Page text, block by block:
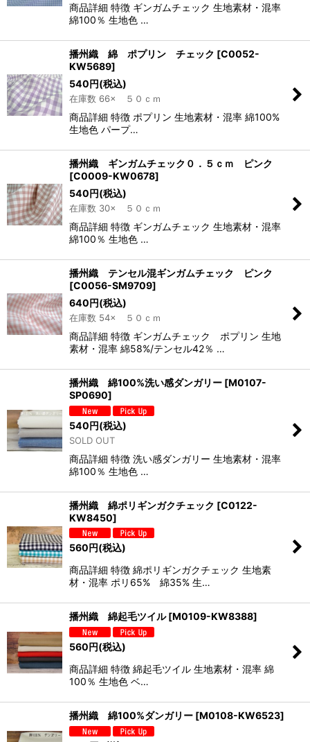
商品詳細 特徴 ギンガムチェック 生地素材・混率
綿100％ 生地色 …
播州織 綿 ポプリン チェック [C0052-
KW5689]
540円(税込)
在庫数 66× ５０ｃｍ
商品詳細 特徴 ポプリン 生地素材・混率 綿100%
生地色 パープ…
播州織 ギンガムチェック０．５ｃｍ ピンク
[C0009-KW0678]
540円(税込)
在庫数 30× ５０ｃｍ
商品詳細 特徴 ギンガムチェック 生地素材・混率
綿100％ 生地色 …
播州織 テンセル混ギンガムチェック ピンク
[C0056-SM9709]
640円(税込)
在庫数 54× ５０ｃｍ
商品詳細 特徴 ギンガムチェック ポプリン 生地
素材・混率 綿58%/テンセル42％ …
播州織 綿100%洗い感ダンガリー [M0107-
SP0690]
540円(税込)
SOLD OUT
商品詳細 特徴 洗い感ダンガリー 生地素材・混率
綿100％ 生地色 …
播州織 綿ポリギンガクチェック [C0122-
KW8450]
560円(税込)
商品詳細 特徴 綿ポリギンガクチェック 生地素
材・混率 ポリ65% 綿35% 生…
播州織 綿起毛ツイル [M0109-KW8388]
560円(税込)
商品詳細 特徴 綿起毛ツイル 生地素材・混率 綿
100％ 生地色 ベ…
播州織 綿100%ダンガリー [M0108-KW6523]